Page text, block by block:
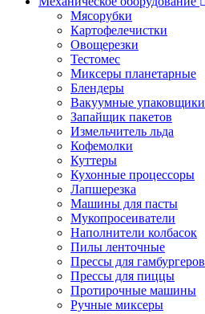
Мясорубки
Картофелечистки
Овощерезки
Тестомес
Миксеры планетарные
Блендеры
Вакуумные упаковщики
Запайщик пакетов
Измельчитель льда
Кофемолки
Куттеры
Кухонные процессоры
Лапшерезка
Машины для пасты
Мукопросеиватели
Наполнители колбасок
Пилы ленточные
Прессы для гамбургеров
Прессы для пиццы
Протирочные машины
Ручные миксеры